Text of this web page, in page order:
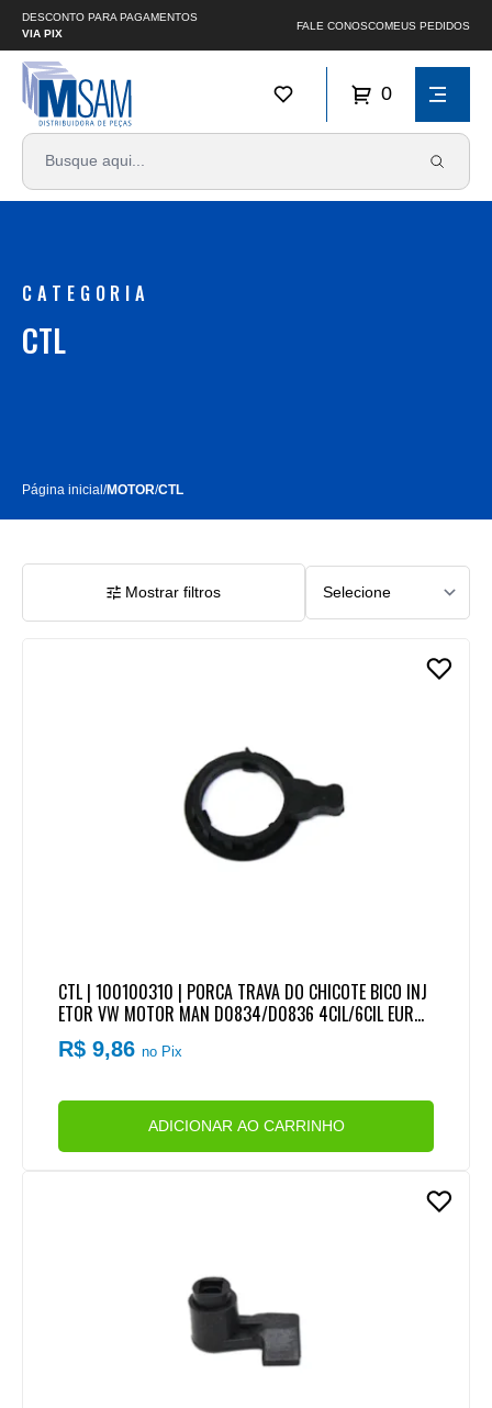
DESCONTO PARA PAGAMENTOS
VIA PIX
FALE CONOSCOMEUS PEDIDOS
0
CATEGORIA
CTL
Página inicial/MOTOR/CTL
Mostrar filtros
CTL | 100100310 | PORCA TRAVA DO CHICOTE BICO INJ
ETOR VW MOTOR MAN D0834/D0836 4CIL/6CIL EURO
5
R$ 9,86no Pix
ADICIONAR AO CARRINHO